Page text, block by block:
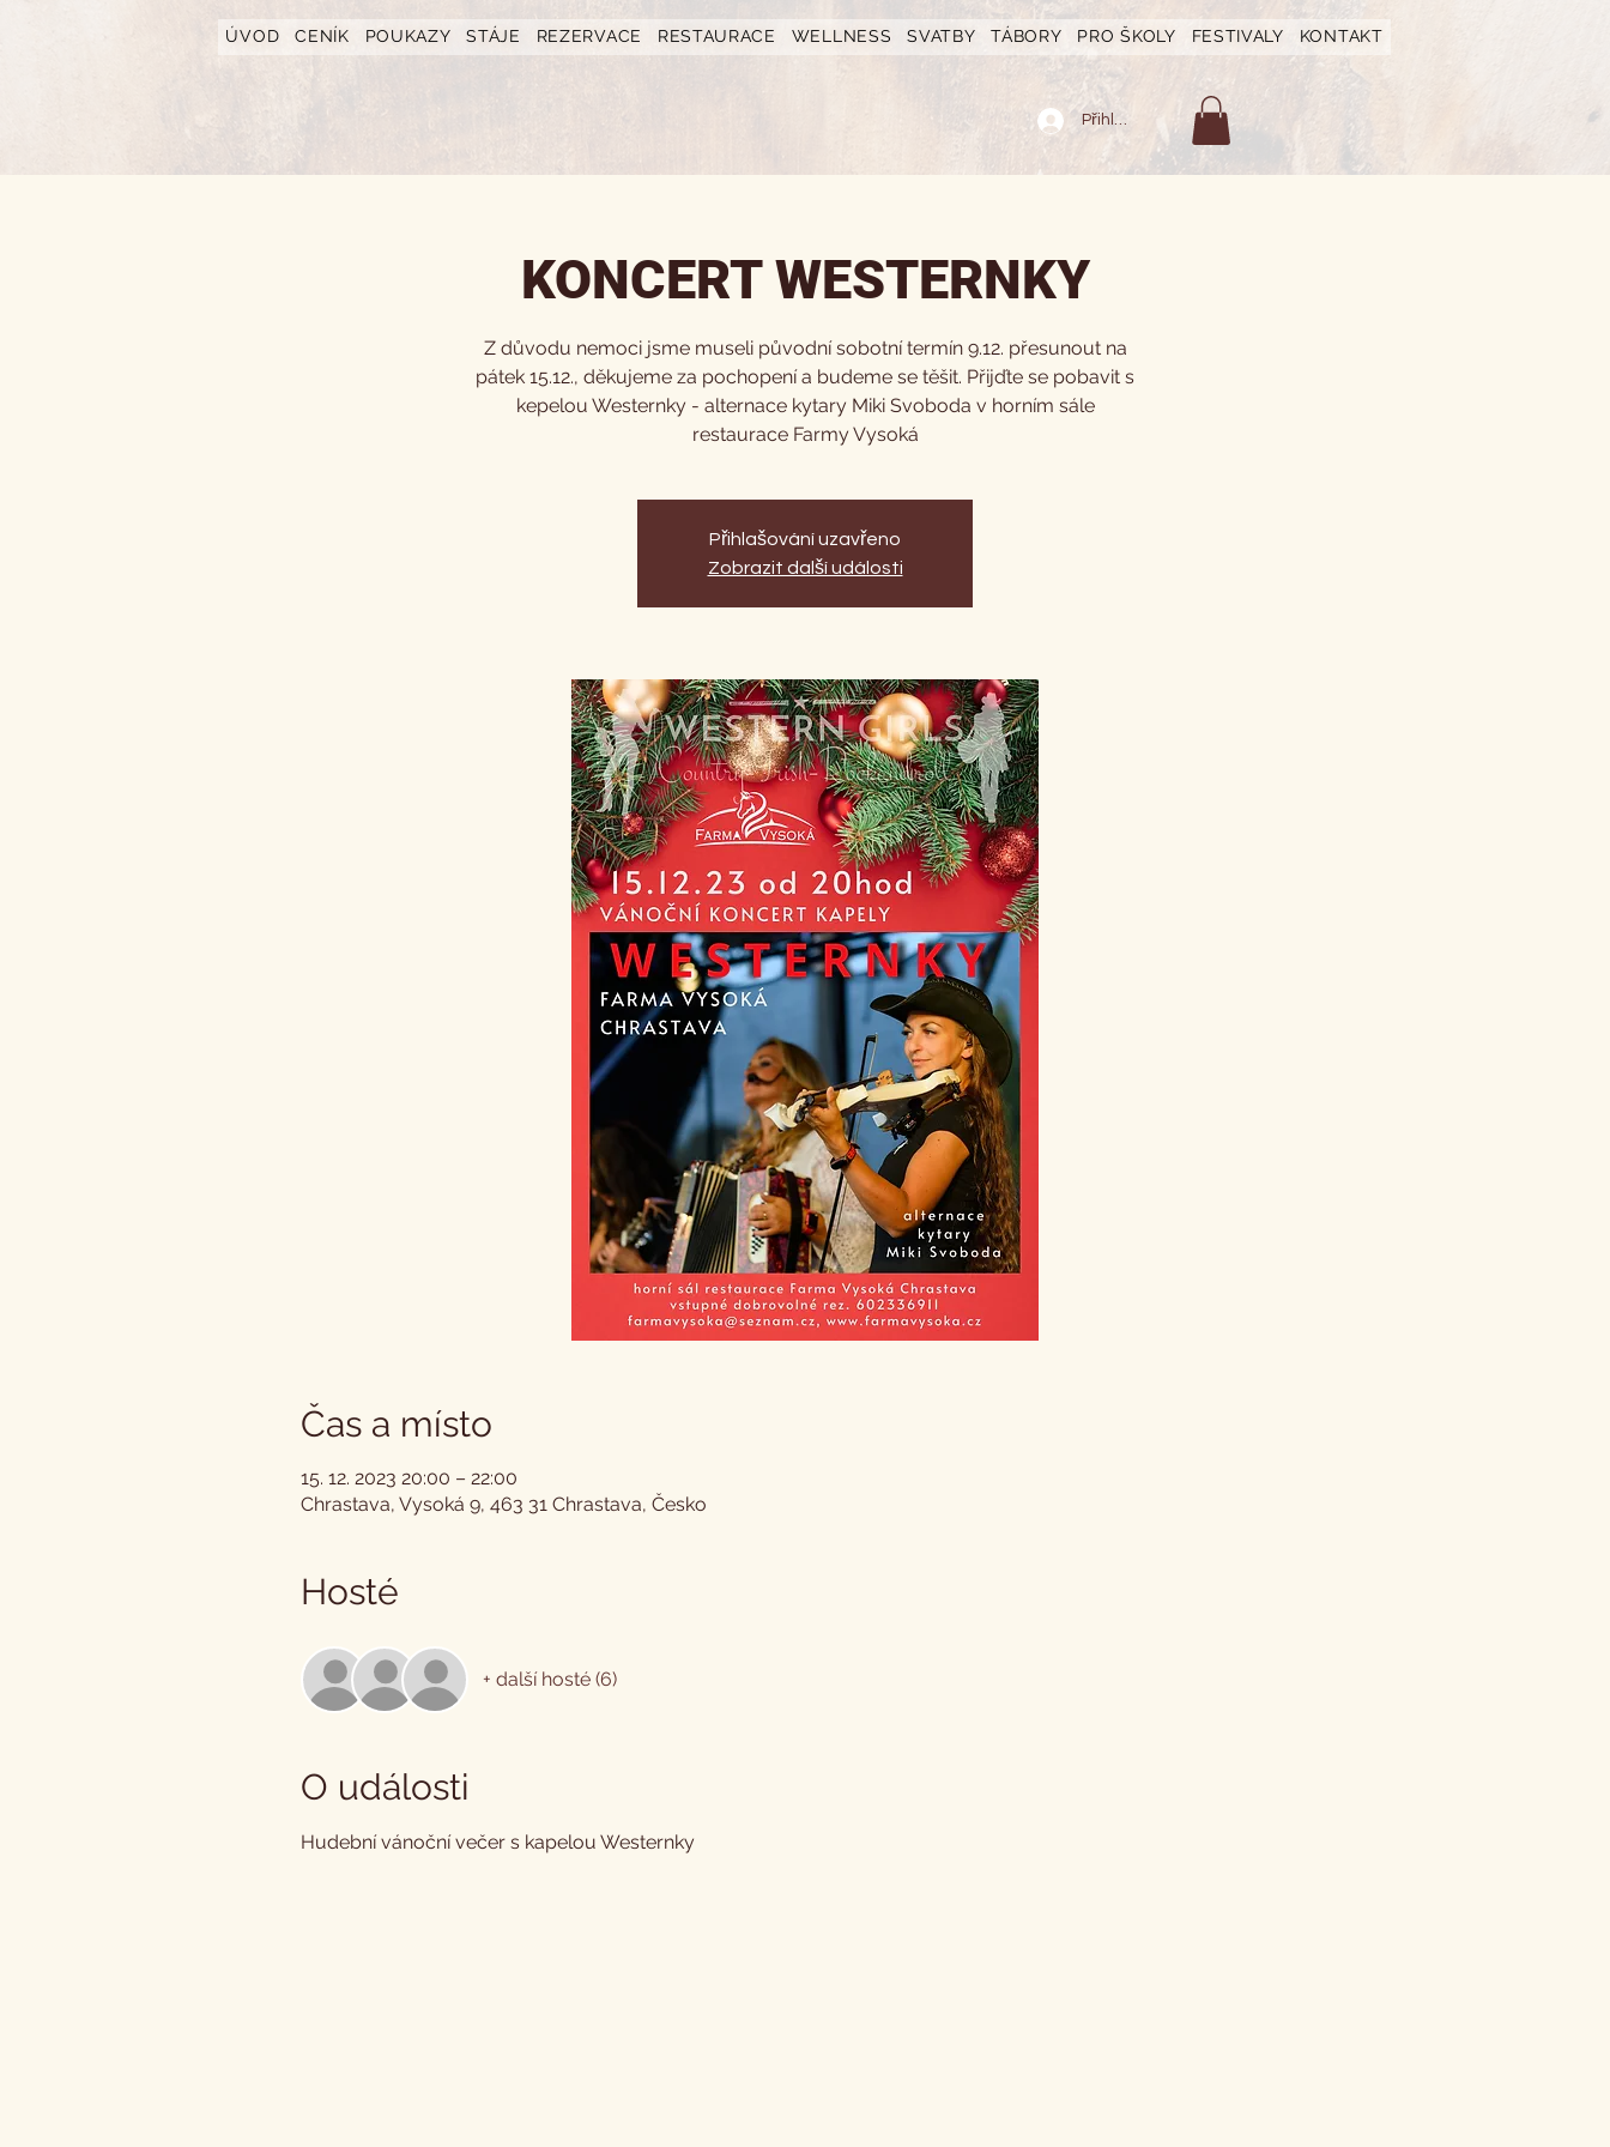
ÚVOD CENÍK POUKAZY STÁJE REZERVACE RESTAURACE WELLNESS SVATBY TÁBORY PRO ŠKOLY FESTIVALY KONTAKT
Přihlásit se
KONCERT WESTERNKY
Z důvodu nemoci jsme museli původní sobotní termín 9.12. přesunout na
pátek 15.12., děkujeme za pochopení a budeme se těšit. Přijďte se pobavit s
kepelou Westernky - alternace kytary Miki Svoboda v horním sále
restaurace Farmy Vysoká
Přihlašování uzavřeno
Zobrazit další události
Čas a místo
15. 12. 2023 20:00 – 22:00
Chrastava, Vysoká 9, 463 31 Chrastava, Česko
Hosté
+ další hosté (6)
O události
Hudební vánoční večer s kapelou Westernky